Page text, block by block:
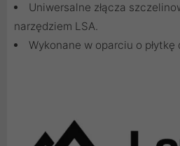
Uniwersalne złącza
narzędziem LSA.
Wykonane w oparciu o płytkę